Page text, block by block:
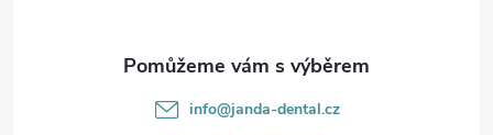
info@janda-dental.cz